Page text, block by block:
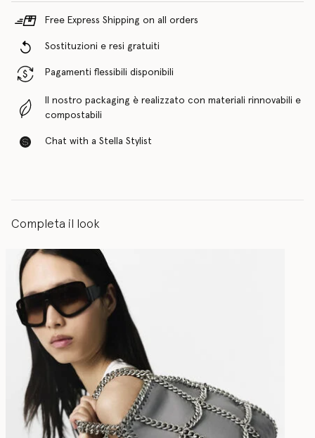
Free Express Shipping on all orders
Sostituzioni e resi gratuiti
Pagamenti flessibili disponibili
Il nostro packaging è realizzato con materiali rinnovabili e
compostabili
Chat with a Stella Stylist
Completa il look